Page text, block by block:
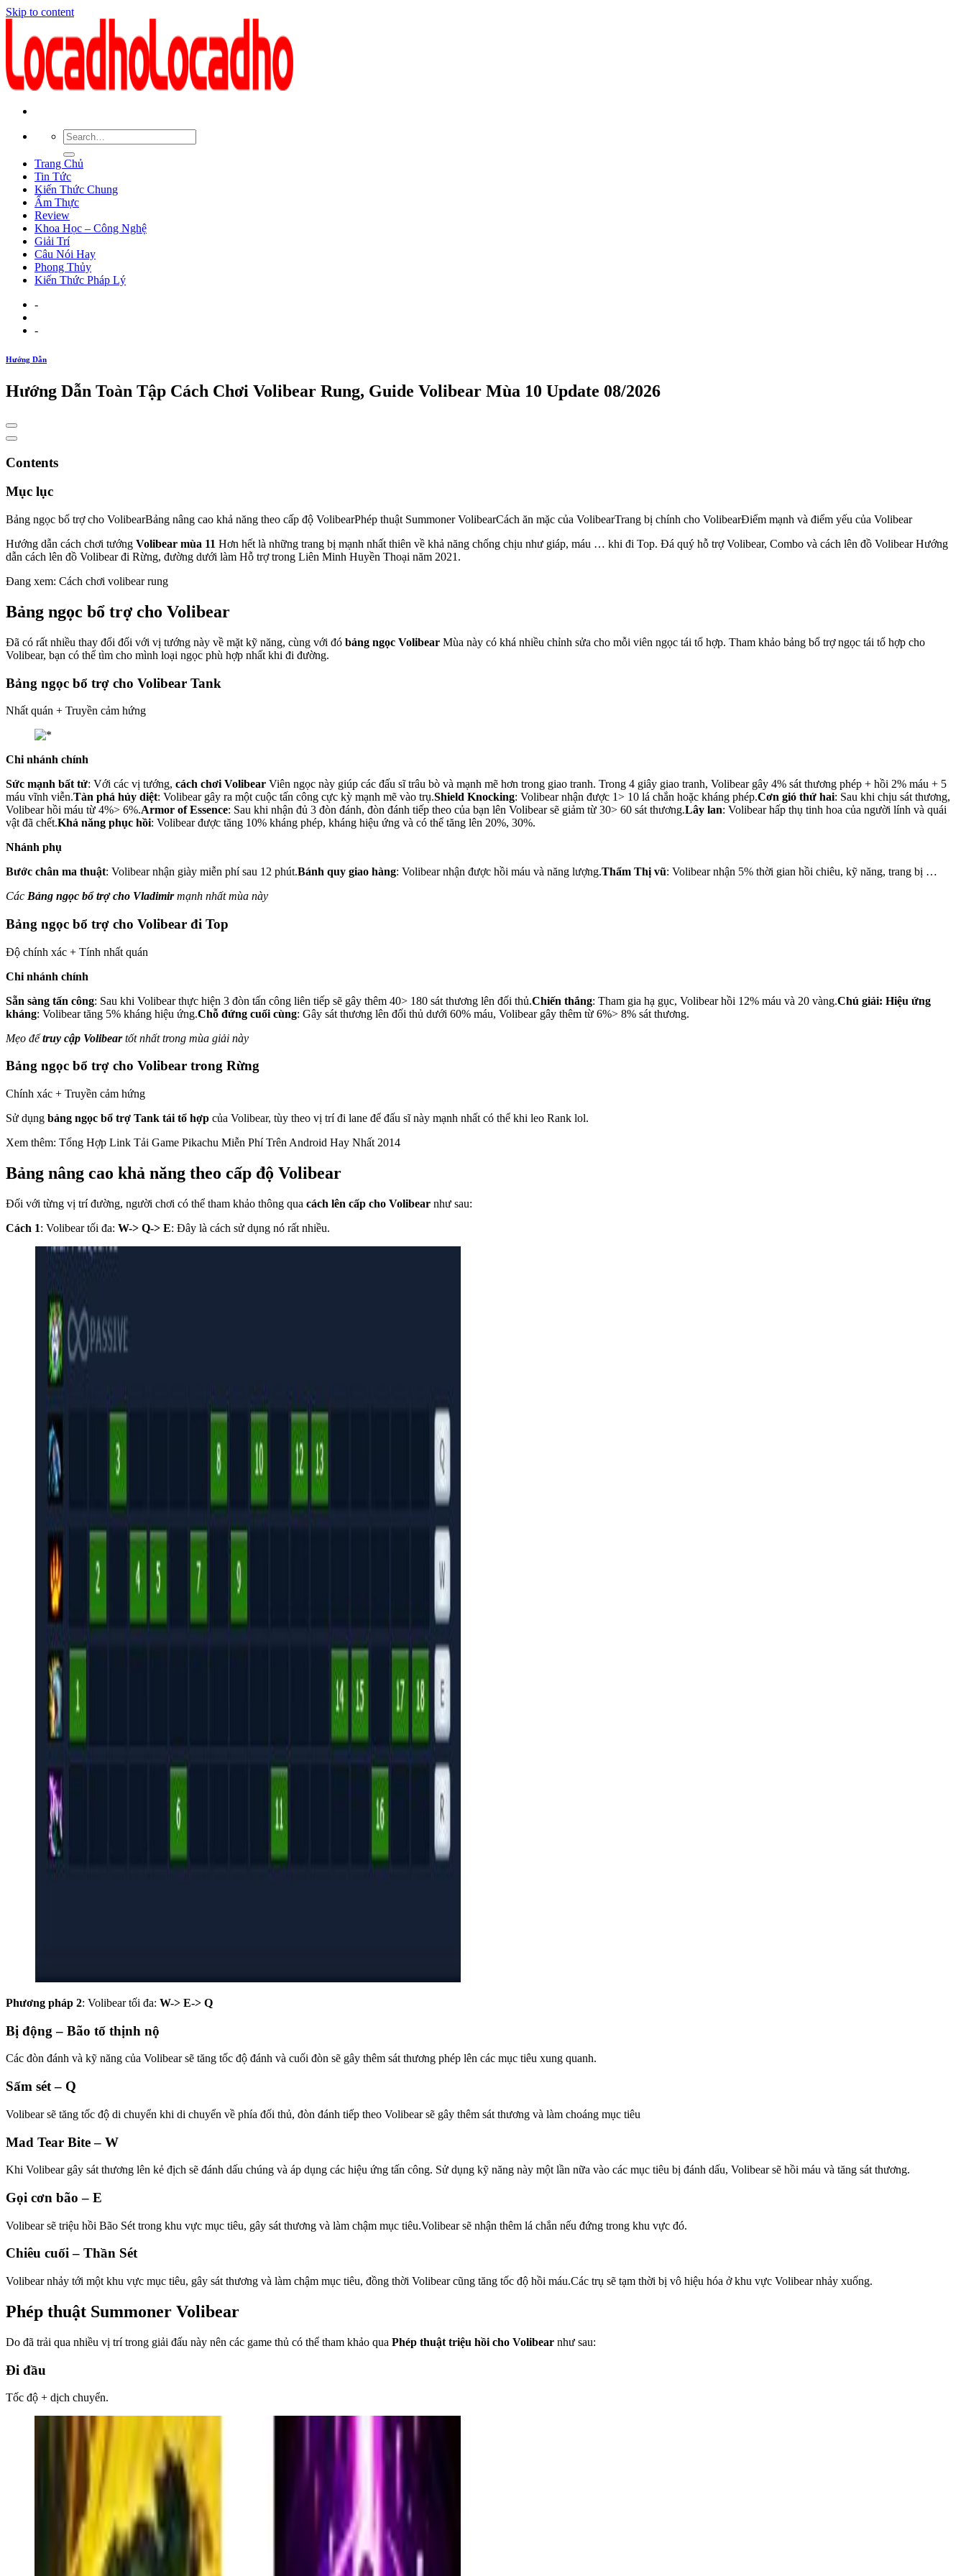
Skip to content
Trang Chủ
Tin Tức
Kiến Thức Chung
Ẩm Thực
Review
Khoa Học – Công Nghệ
Giải Trí
Câu Nói Hay
Phong Thủy
Kiến Thức Pháp Lý
-
-
Hướng Dẫn
Hướng Dẫn Toàn Tập Cách Chơi Volibear Rung, Guide Volibear Mùa 10 Update 08/2026
Contents
Mục lục
Bảng ngọc bổ trợ cho VolibearBảng nâng cao khả năng theo cấp độ VolibearPhép thuật Summoner VolibearCách ăn mặc của VolibearTrang bị chính cho VolibearĐiểm mạnh và điểm yếu của Volibear
Hướng dẫn cách chơi tướng Volibear mùa 11 Hơn hết là những trang bị mạnh nhất thiên về khả năng chống chịu như giáp, máu … khi đi Top. Đá quý hỗ trợ Volibear, Combo và cách lên đồ Volibear Hướng
dẫn cách lên đồ Volibear đi Rừng, đường dưới làm Hỗ trợ trong Liên Minh Huyền Thoại năm 2021.
Đang xem: Cách chơi volibear rung
Bảng ngọc bổ trợ cho Volibear
Đã có rất nhiều thay đổi đối với vị tướng này về mặt kỹ năng, cùng với đó bảng ngọc Volibear Mùa này có khá nhiều chỉnh sửa cho mỗi viên ngọc tái tổ hợp. Tham khảo bảng bổ trợ ngọc tái tổ hợp cho
Volibear, bạn có thể tìm cho mình loại ngọc phù hợp nhất khi đi đường.
Bảng ngọc bổ trợ cho Volibear Tank
Nhất quán + Truyền cảm hứng
Chi nhánh chính
Sức mạnh bất tử: Với các vị tướng, cách chơi Volibear Viên ngọc này giúp các đấu sĩ trâu bò và mạnh mẽ hơn trong giao tranh. Trong 4 giây giao tranh, Volibear gây 4% sát thương phép + hồi 2% máu + 5
máu vĩnh viễn.Tàn phá hủy diệt: Volibear gây ra một cuộc tấn công cực kỳ mạnh mẽ vào trụ.Shield Knocking: Volibear nhận được 1> 10 lá chắn hoặc kháng phép.Cơn gió thứ hai: Sau khi chịu sát thương,
Volibear hồi máu từ 4%> 6%.Armor of Essence: Sau khi nhận đủ 3 đòn đánh, đòn đánh tiếp theo của bạn lên Volibear sẽ giảm từ 30> 60 sát thương.Lây lan: Volibear hấp thụ tinh hoa của người lính và quái
vật đã chết.Khả năng phục hồi: Volibear được tăng 10% kháng phép, kháng hiệu ứng và có thể tăng lên 20%, 30%.
Nhánh phụ
Bước chân ma thuật: Volibear nhận giày miễn phí sau 12 phút.Bánh quy giao hàng: Volibear nhận được hồi máu và năng lượng.Thẩm Thị vũ: Volibear nhận 5% thời gian hồi chiêu, kỹ năng, trang bị …
Các Bảng ngọc bổ trợ cho Vladimirmạnh nhất mùa này
Bảng ngọc bổ trợ cho Volibear đi Top
Độ chính xác + Tính nhất quán
Chi nhánh chính
Sẵn sàng tấn công: Sau khi Volibear thực hiện 3 đòn tấn công liên tiếp sẽ gây thêm 40> 180 sát thương lên đối thủ.Chiến thắng: Tham gia hạ gục, Volibear hồi 12% máu và 20 vàng.Chú giải: Hiệu ứng
kháng: Volibear tăng 5% kháng hiệu ứng.Chỗ đứng cuối cùng: Gây sát thương lên đối thủ dưới 60% máu, Volibear gây thêm từ 6%> 8% sát thương.
Mẹo đểtruy cập Volibeartốt nhất trong mùa giải này
Bảng ngọc bổ trợ cho Volibear trong Rừng
Chính xác + Truyền cảm hứng
Sử dụng bảng ngọc bổ trợ Tank tái tổ hợp của Volibear, tùy theo vị trí đi lane để đấu sĩ này mạnh nhất có thể khi leo Rank lol.
Xem thêm: Tổng Hợp Link Tải Game Pikachu Miễn Phí Trên Android Hay Nhất 2014
Bảng nâng cao khả năng theo cấp độ Volibear
Đối với từng vị trí đường, người chơi có thể tham khảo thông qua cách lên cấp cho Volibear như sau:
Cách 1: Volibear tối đa: W-> Q-> E: Đây là cách sử dụng nó rất nhiều.
Phương pháp 2: Volibear tối đa: W-> E-> Q
Bị động – Bão tố thịnh nộ
Các đòn đánh và kỹ năng của Volibear sẽ tăng tốc độ đánh và cuối đòn sẽ gây thêm sát thương phép lên các mục tiêu xung quanh.
Sấm sét – Q
Volibear sẽ tăng tốc độ di chuyển khi di chuyển về phía đối thủ, đòn đánh tiếp theo Volibear sẽ gây thêm sát thương và làm choáng mục tiêu
Mad Tear Bite – W
Khi Volibear gây sát thương lên kẻ địch sẽ đánh dấu chúng và áp dụng các hiệu ứng tấn công. Sử dụng kỹ năng này một lần nữa vào các mục tiêu bị đánh dấu, Volibear sẽ hồi máu và tăng sát thương.
Gọi cơn bão – E
Volibear sẽ triệu hồi Bão Sét trong khu vực mục tiêu, gây sát thương và làm chậm mục tiêu.Volibear sẽ nhận thêm lá chắn nếu đứng trong khu vực đó.
Chiêu cuối – Thần Sét
Volibear nhảy tới một khu vực mục tiêu, gây sát thương và làm chậm mục tiêu, đồng thời Volibear cũng tăng tốc độ hồi máu.Các trụ sẽ tạm thời bị vô hiệu hóa ở khu vực Volibear nhảy xuống.
Phép thuật Summoner Volibear
Do đã trải qua nhiều vị trí trong giải đấu này nên các game thủ có thể tham khảo qua Phép thuật triệu hồi cho Volibear như sau:
Đi đầu
Tốc độ + dịch chuyển.